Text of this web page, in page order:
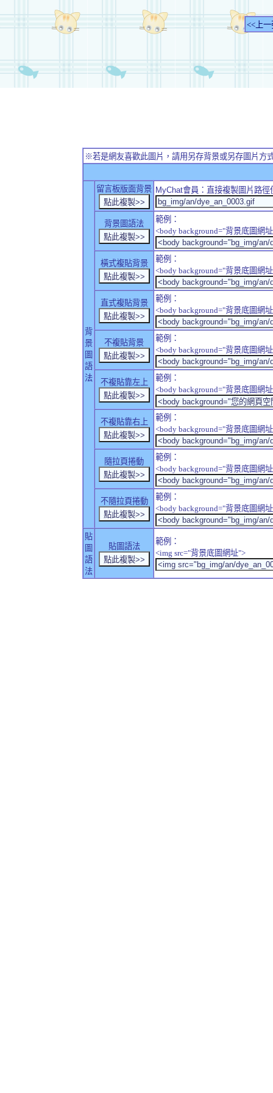
<<上一
※若是網友喜歡此圖片，請用另存背景或另存圖片方
背
景
圖
語
法
留言板版面背景 MyChat會員：直接複製圖片路
背景圖語法
範例：
<body background="背景底圖網
橫式複貼背景
範例：
<body background="背景底圖網
直式複貼背景
範例：
<body background="背景底圖網
不複貼背景
範例：
<body background="背景底圖網
不複貼靠左上
範例：
<body background="背景底圖網
不複貼靠右上
範例：
<body background="背景底圖網
隨拉頁捲動
範例：
<body background="背景底圖網
不隨拉頁捲動
範例：
<body background="背景底圖網
貼
圖
語
法
貼圖語法
範例：
<img src="背景底圖網址">